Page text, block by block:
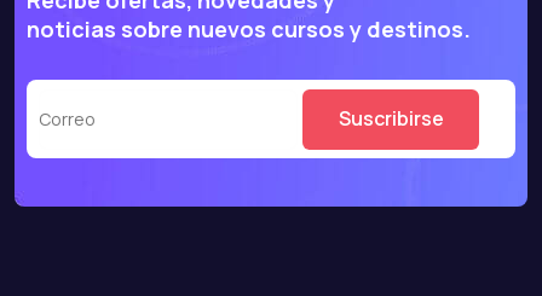
noticias sobre nuevos cursos y destinos.